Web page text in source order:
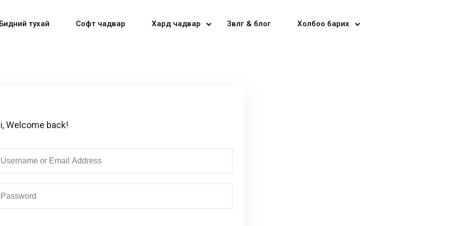
тухай Софт чадвар Хард чадвар Зөвлөгөө & блог Холбоо барих
Welcome back!
Don’t have an account?Sign up